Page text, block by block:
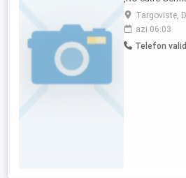
si retur. Diurna
adauga 50
descarcare
Masina
Targoviste,
azi 06:03
Telefon